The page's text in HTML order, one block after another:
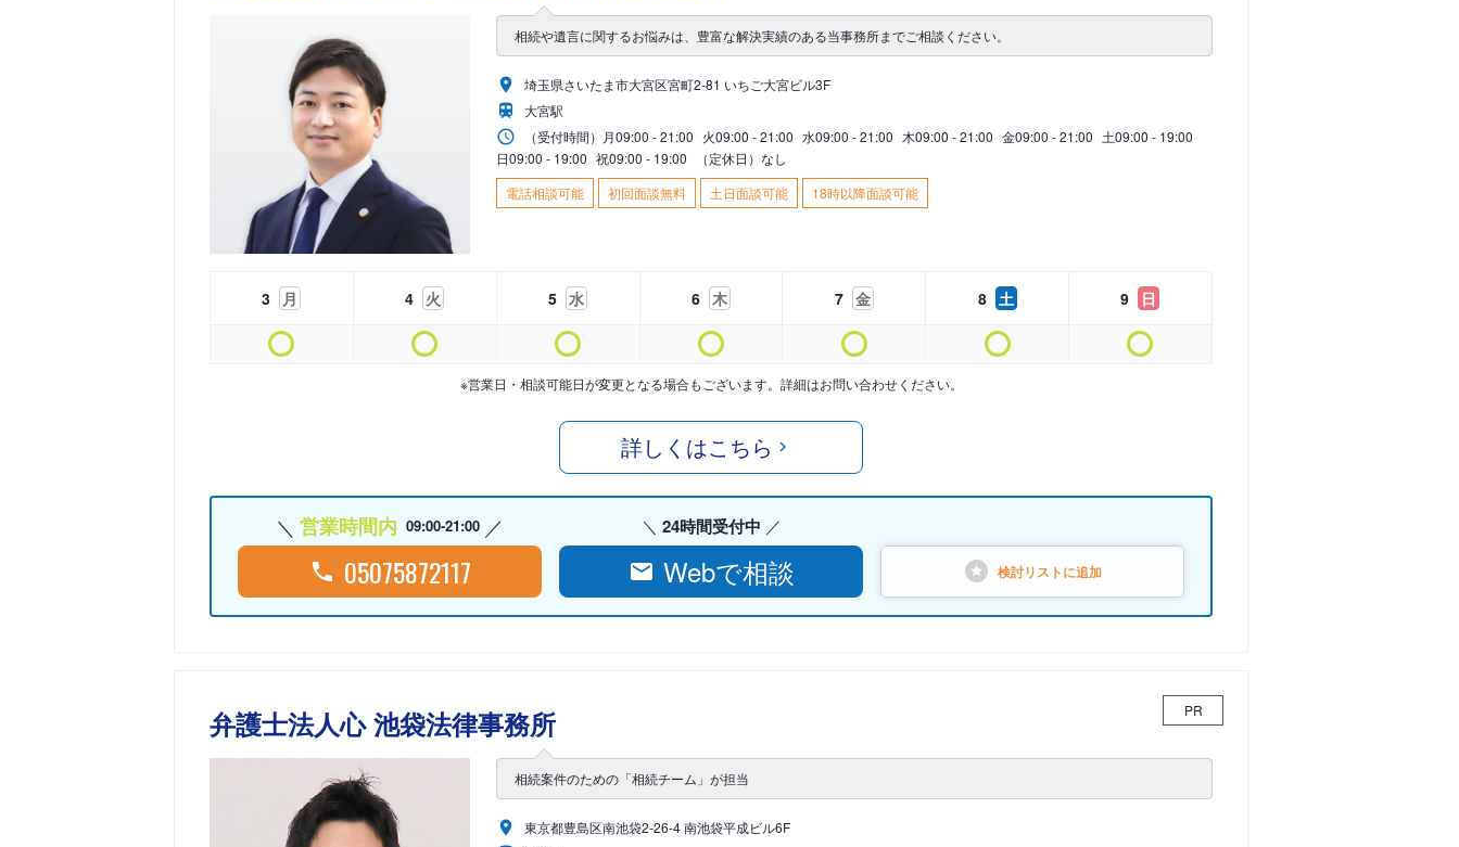
相続や遺言に関するお悩みは、豊富な解決実績のある当事務所までご相談ください。
埼玉県さいたま市大宮区宮町2-81 いちご大宮ビル3F
大宮駅
（受付時間） 月09:00 - 21:00 火09:00 - 21:00 水09:00 - 21:00 木09:00 - 21:00 金09:00 - 21:00 土09:00 - 19:00
日09:00 - 19:00 祝09:00 - 19:00
（定休日）なし
電話相談可能
初回面談無料 土日面談可能 18時以降面談可能
3 月 4 火 5 水 6 木 7 金 8 土 9 日
※営業日・相談可能日が変更となる場合もございます。詳細はお問い合わせください。
詳しくはこちら
営業時間内 09:00-21:00
05075872117
24時間受付中
Webで相談 検討リストに追加
弁護士法人心 池袋法律事務所 PR
相続案件のための「相続チーム」が担当
東京都豊島区南池袋2-26-4 南池袋平成ビル6F